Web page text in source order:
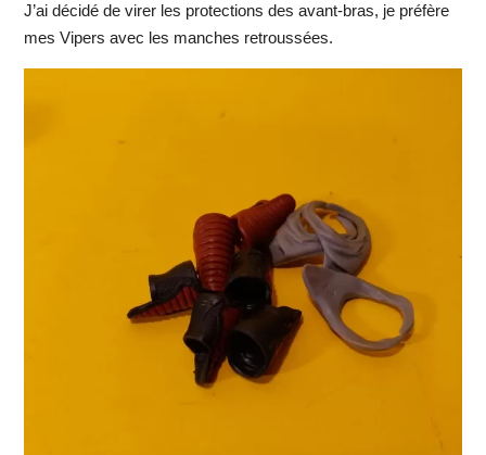
J’ai décidé de virer les protections des avant-bras, je préfère
mes Vipers avec les manches retroussées.